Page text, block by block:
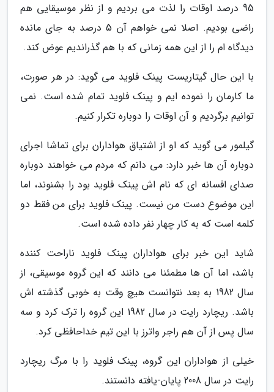
95 درصد اوقات را لذت می بردیم و از نظر موسیقایی هم
راضی بودیم. اصلا نمی خواهم آن 5 درصد به جای مانده
دیدگاه ام را از این همه زمانی که با هم گذراندیم عوض کند.
با این حال گیتاریست پینک فلوید می گوید: در هر صورت،
ما کارمان را نموده ایم و پینک فلوید تمام شده است. نمی
توانیم برگردیم و آن اوقات را دوباره تکرار کنیم.
گیلمور می گوید که او از اشتیاق هواداران برای تماشا اجرای
دوباره آن ها خبر دارد: می دانم که مردم می خواهند دوباره
صدای افسانه ای که نام اش پینک فلوید بود را بشنوند، اما
این موضوع دست من نیست. پینک فلوید برای من فقط دو
کلمه است که به کار چهار نفر داده شده است.
شاید این خبر برای هواداران پینک فلوید ناراحت کننده
باشد، اما آن ها مطمئنا می دانند که این گروه موسیقی، از
سال 1982 به بعد نتوانست هیچ وقت به خوبی گذشته اش
باشد. ریچارد رایت در سال 1982 این گروه را ترک کرد و سه
سال پس از آن هم راجر واترز با این تیم خداحافظی کرد.
خیلی از هواداران این گروه، پینک فلوید را با مرگ ریچارد
رایت در سال 2008 پایان-یافته دانستند.